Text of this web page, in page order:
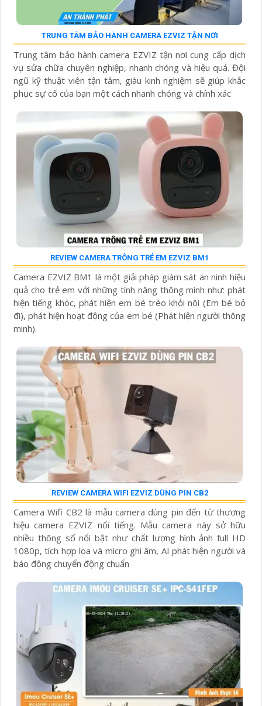
TRUNG TÂM BẢO HÀNH CAMERA EZVIZ TẬN NƠI
Trung tâm bảo hành camera EZVIZ tận nơi cung cấp dịch
vụ sửa chữa chuyên nghiệp, nhanh chóng và hiệu quả. Đội
ngũ kỹ thuật viên tận tâm, giàu kinh nghiệm sẽ giúp khắc
phục sự cố của bạn một cách nhanh chóng và chính xác
REVIEW CAMERA TRÔNG TRẺ EM EZVIZ BM1
Camera EZVIZ BM1 là một giải pháp giám sát an ninh hiệu
quả cho trẻ em với những tính năng thông minh như: phát
hiện tiếng khóc, phát hiện em bé trèo khỏi nôi (Em bé bỏ
đi), phát hiện hoạt động của em bé (Phát hiện người thông
minh).
REVIEW CAMERA WIFI EZVIZ DÙNG PIN CB2
Camera Wifi CB2 là mẫu camera dùng pin đến từ thương
hiệu camera EZVIZ nổi tiếng. Mẫu camera này sở hữu
nhiều thông số nổi bật như chất lượng hình ảnh full HD
1080p, tích hợp loa và micro ghi âm, AI phát hiện người và
báo động chuyển động chuẩn